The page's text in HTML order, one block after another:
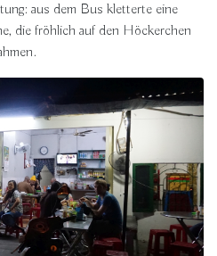
aus dem Bus kletterte eine
die fröhlich auf den Höckerchen